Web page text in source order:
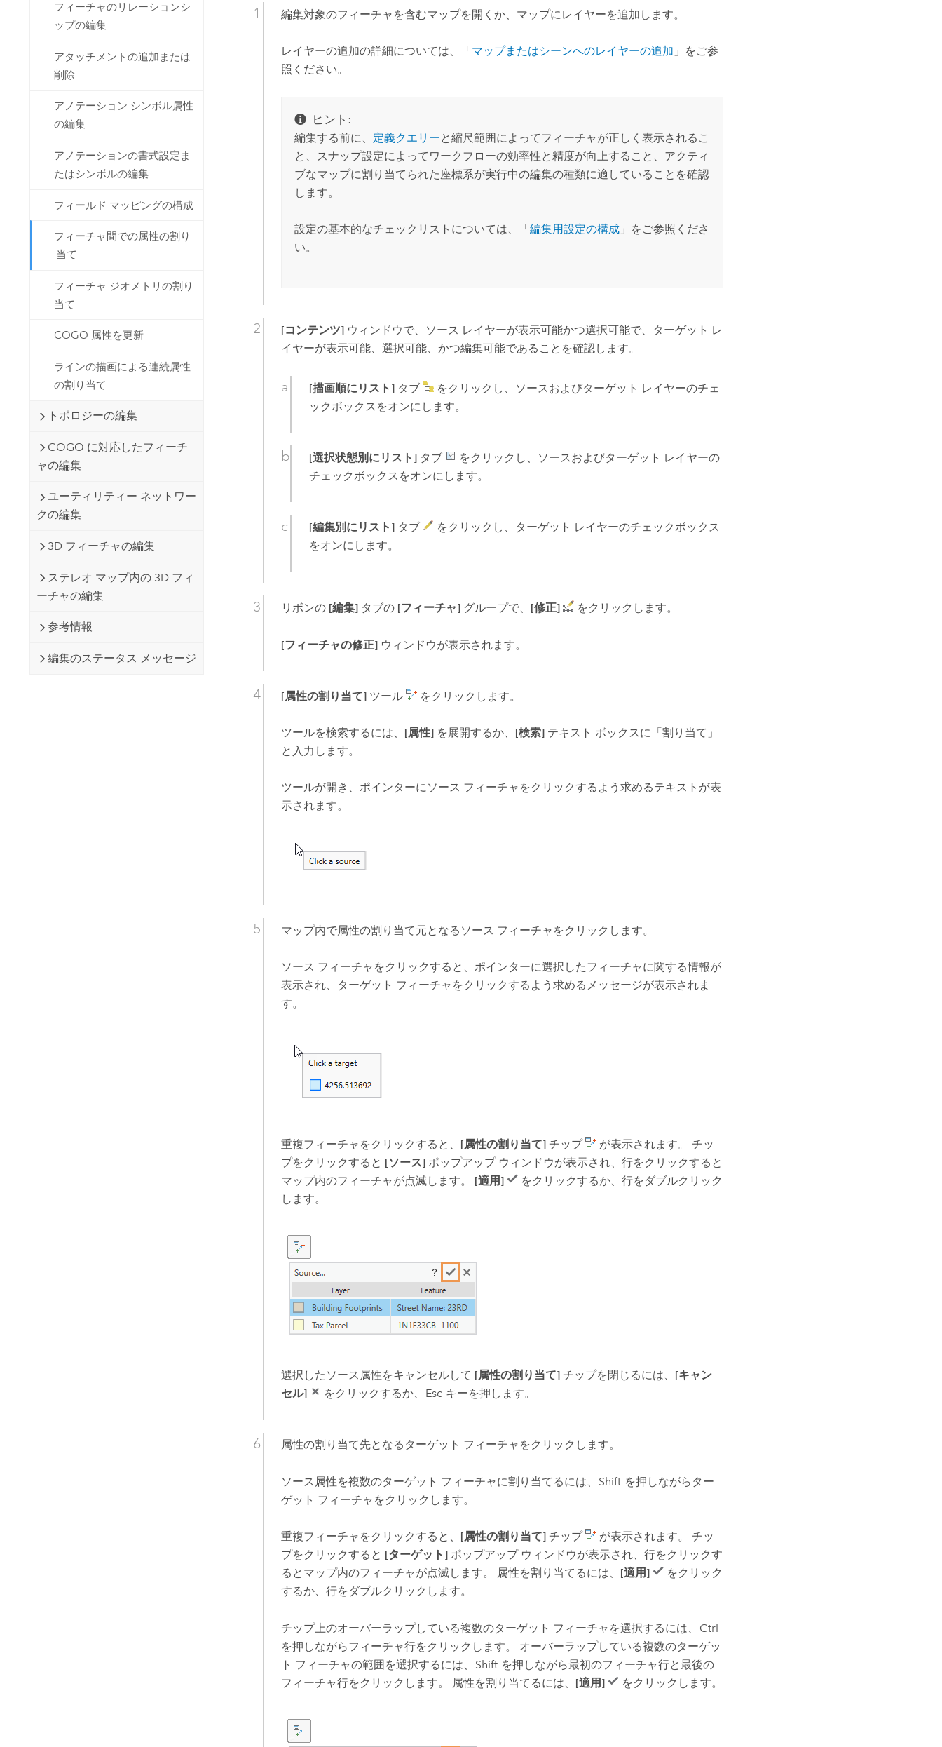
フィーチャのリレーションシ
ップの編集
アタッチメントの追加または
削除
アノテーション シンボル属性
の編集
アノテーションの書式設定ま
たはシンボルの編集
フィールド マッピングの構成
フィーチャ間での属性の割り
当て
フィーチャ ジオメトリの割り
当て
COGO 属性を更新
ラインの描画による連続属性
の割り当て
トポロジーの編集
COGO に対応したフィーチ
ャの編集
ユーティリティー ネットワー
クの編集
3D フィーチャの編集
ステレオ マップ内の 3D フィ
ーチャの編集
参考情報
編集のステータス メッセージ
編集対象のフィーチャを含むマップを開くか、マップにレイヤーを追加します。
レイヤーの追加の詳細については、「マップまたはシーンへのレイヤーの追加 」をご参
照ください。
ヒント:
編集する前に、 定義クエリーと縮尺範囲によってフィーチャが正しく表示されるこ
と、スナップ設定によってワークフローの効率性と精度が向上すること、アクティ
ブなマップに割り当てられた座標系が実行中の編集の種類に適していることを確認
します。
設定の基本的なチェックリストについては、「編集用設定の構成」をご参照くださ
い。
[コンテンツ] ウィンドウで、ソース レイヤーが表示可能かつ選択可能で、ターゲット レ
イヤーが表示可能、選択可能、かつ編集可能であることを確認します。
[描画順にリスト]タブ
をクリックし、ソースおよびターゲット レイヤーのチェ
ックボックスをオンにします。
[選択状態別にリスト]タブ
をクリックし、ソースおよびターゲット レイヤーの
チェックボックスをオンにします。
[編集別にリスト]タブ
をクリックし、ターゲット レイヤーのチェックボックス
をオンにします。
リボンの [編集] タブの [フィーチャ] グループで、 [修正] をクリックします。
[フィーチャの修正] ウィンドウが表示されます。
[属性の割り当て] ツール をクリックします。
ツールを検索するには、 [属性] を展開するか、 [検索] テキスト ボックスに「割り当て 」
と入力します。
ツールが開き、ポインターにソース フィーチャをクリックするよう求めるテキストが表
示されます。
マップ内で属性の割り当て元となるソース フィーチャをクリックします。
ソース フィーチャをクリックすると、ポインターに選択したフィーチャに関する情報が
表示され、ターゲット フィーチャをクリックするよう求めるメッセージが表示されま
す。
重複フィーチャをクリックすると、 [属性の割り当て] チップ
が表示されます。 チッ
プをクリックすると [ソース] ポップアップ ウィンドウが表示され、行をクリックすると
マップ内のフィーチャが点滅します。 [適用]
をクリックするか、行をダブルクリック
します。
選択したソース属性をキャンセルして [属性の割り当て] チップを閉じるには、 [キャン
セル]
をクリックするか、 Esc キーを押します。
属性の割り当て先となるターゲット フィーチャをクリックします。
ソース属性を複数のターゲット フィーチャに割り当てるには、 Shift を押しながらター
ゲット フィーチャをクリックします。
重複フィーチャをクリックすると、 [属性の割り当て] チップ
が表示されます。 チッ
プをクリックすると [ターゲット] ポップアップ ウィンドウが表示され、行をクリックす
るとマップ内のフィーチャが点滅します。 属性を割り当てるには、 [適用]
をクリック
するか、行をダブルクリックします。
チップ上のオーバーラップしている複数のターゲット フィーチャを選択するには、 Ctrl
を押しながらフィーチャ行をクリックします。 オーバーラップしている複数のターゲッ
ト フィーチャの範囲を選択するには、 Shift を押しながら最初のフィーチャ行と最後の
フィーチャ行をクリックします。 属性を割り当てるには、 [適用] をクリックします。